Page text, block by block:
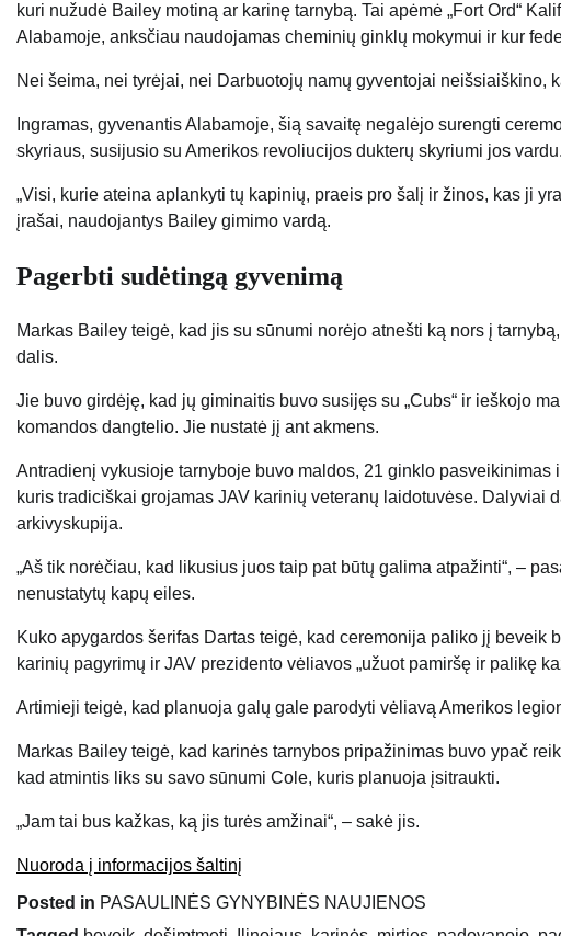
kuri nužudė Bailey motiną ar karinę tarnybą. Tai apėmė „Fort Ord“
Alabamoje, anksčiau naudojamas cheminių ginklų mokymui ir kur
Nei šeima, nei tyrėjai, nei Darbuotojų namų gyventojai neišsiaiškino,
Ingramas, gyvenantis Alabamoje, šią savaitę negalėjo surengti
skyriaus, susijusio su Amerikos revoliucijos dukterų skyriumi jos vardu.
„Visi, kurie ateina aplankyti tų kapinių, praeis pro šalį ir žinos, kas ji
įrašai, naudojantys Bailey gimimo vardą.
Pagerbti sudėtingą gyvenimą
Markas Bailey teigė, kad jis su sūnumi norėjo atnešti ką nors į
dalis.
Jie buvo girdėję, kad jų giminaitis buvo susijęs su „Cubs“ ir ieškojo
komandos dangtelio. Jie nustatė jį ant akmens.
Antradienį vykusioje tarnyboje buvo maldos, 21 ginklo
kuris tradiciškai grojamas JAV karinių veteranų laidotuvėse. Dalyviai
arkivyskupija.
„Aš tik norėčiau, kad likusius juos taip pat būtų galima atpažinti“, –
nenustatytų kapų eiles.
Kuko apygardos šerifas Dartas teigė, kad ceremonija paliko jį
karinių pagyrimų ir JAV prezidento vėliavos „užuot pamiršę ir palikę
Artimieji teigė, kad planuoja galų gale parodyti vėliavą Amerikos
Markas Bailey teigė, kad karinės tarnybos pripažinimas buvo ypač
kad atmintis liks su savo sūnumi Cole, kuris planuoja įsitraukti.
„Jam tai bus kažkas, ką jis turės amžinai“, – sakė jis.
Nuoroda į informacijos šaltinį
Posted in PASAULINĖS GYNYBINĖS NAUJIENOS